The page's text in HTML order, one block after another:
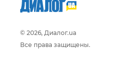
© 2026, Диалог.ua
Все права защищены.